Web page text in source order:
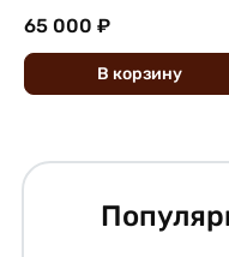
65 000 ₽
В корзину